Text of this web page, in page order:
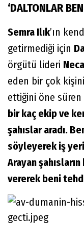
‘DALTONLAR
Semra Ilık’ın
getirmediği için
örgütü lideri
eden bir çok
ettiğini öne süren
bir kaç ekip ve
şahıslar aradı.
söyleyerek iş
Arayan
vererek beni